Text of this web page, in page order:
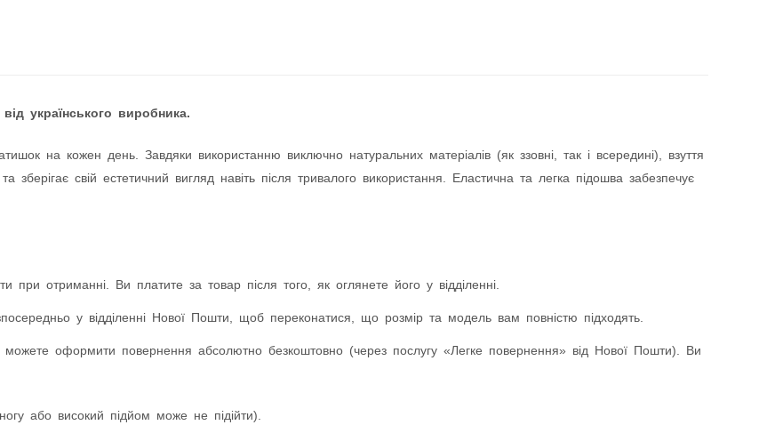
українського виробника.
на кожен день. Завдяки використанню виключно натуральних матеріалів (як ззовні, так і всередині), взуття
свій естетичний вигляд навіть після тривалого використання. Еластична та легка підошва забезпечує
при отриманні. Ви платите за товар після того, як оглянете його у відділенні.
у відділенні Нової Пошти, щоб переконатися, що розмір та модель вам повністю підходять.
оформити повернення абсолютно безкоштовно (через послугу «Легке повернення» від Нової Пошти). Ви
або високий підйом може не підійти).